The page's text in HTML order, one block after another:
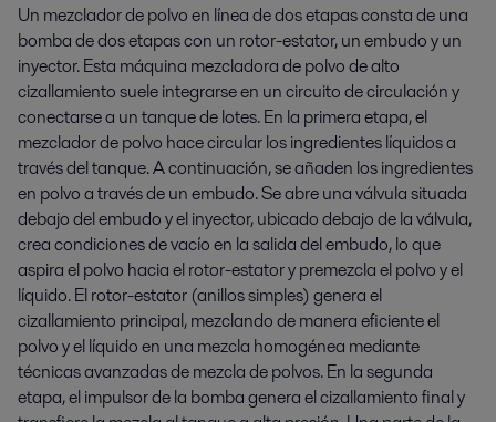
Un mezclador de polvo en línea de dos etapas consta de una
bomba de dos etapas con un rotor-estator, un embudo y un
inyector. Esta máquina mezcladora de polvo de alto
cizallamiento suele integrarse en un circuito de circulación y
conectarse a un tanque de lotes. En la primera etapa, el
mezclador de polvo hace circular los ingredientes líquidos a
través del tanque. A continuación, se añaden los ingredientes
en polvo a través de un embudo. Se abre una válvula situada
debajo del embudo y el inyector, ubicado debajo de la válvula,
crea condiciones de vacío en la salida del embudo, lo que
aspira el polvo hacia el rotor-estator y premezcla el polvo y el
líquido. El rotor-estator (anillos simples) genera el
cizallamiento principal, mezclando de manera eficiente el
polvo y el líquido en una mezcla homogénea mediante
técnicas avanzadas de mezcla de polvos. En la segunda
etapa, el impulsor de la bomba genera el cizallamiento final y